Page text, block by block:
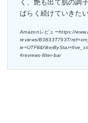
く、艶も出て肌の調
ばらく続けていきたい
Amazonレビューhttps://
reviews/B0833T793T/
#reviews-filter-bar